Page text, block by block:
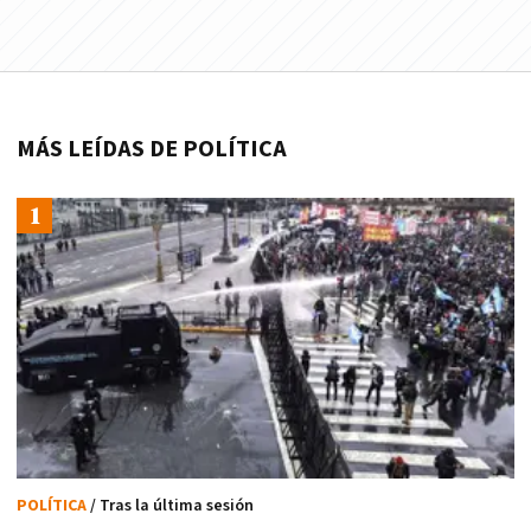
MÁS LEÍDAS DE POLÍTICA
POLÍTICA/ Tras la última sesión